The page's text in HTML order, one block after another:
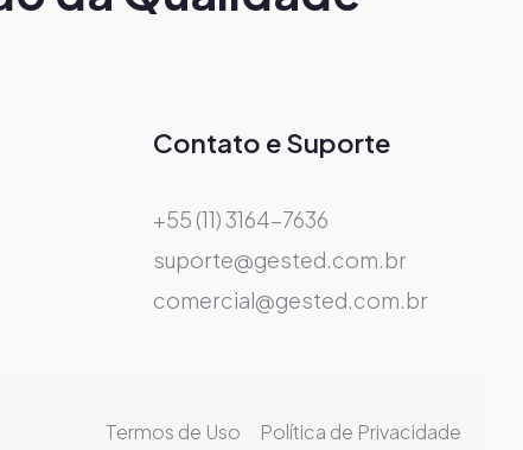
Contato e Suporte
+55 (11) 3164-7636
suporte@gested.com.br
comercial@gested.com.br
Termos de Uso Política de Privacidade